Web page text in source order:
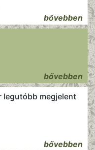
bővebben
bővebben
legutóbb megjelent
bővebben